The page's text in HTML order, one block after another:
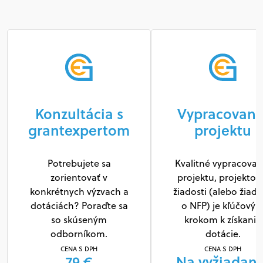
Konzultácia s
grantexpertom
Potrebujete sa
zorientovať v
konkrétnych výzvach a
dotáciách? Poraďte sa
so skúseným
odborníkom.
CENA S DPH
projektu
Kvalitné
projektu,
žiadosti (alebo
o NFP) je
krokom k získaniu
dotácie.
CENA S DPH